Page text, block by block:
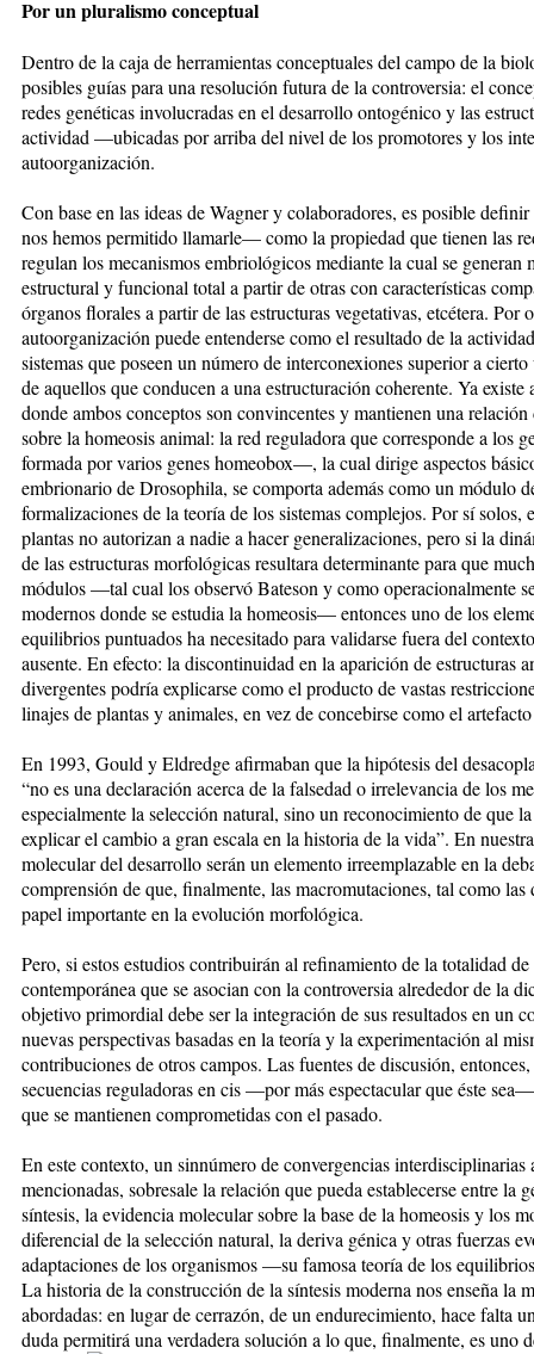
Por un pluralismo conceptual
Dentro de la caja de herramientas conceptuales del campo de la
posibles guías para una resolución futura de la controversia: el
redes genéticas involucradas en el desarrollo ontogénico y las
actividad —ubicadas por arriba del nivel de los promotores y los
autoorganización.
Con base en las ideas de Wagner y colaboradores, es posible
nos hemos permitido llamarle— como la propiedad que tienen las
regulan los mecanismos embriológicos mediante la cual se
estructural y funcional total a partir de otras con características
órganos florales a partir de las estructuras vegetativas, etcétera.
autoorganización puede entenderse como el resultado de la
sistemas que poseen un número de interconexiones superior a
de aquellos que conducen a una estructuración coherente. Ya
donde ambos conceptos son convincentes y mantienen una
sobre la homeosis animal: la red reguladora que corresponde a los
formada por varios genes homeobox—, la cual dirige aspectos
embrionario de Drosophila, se comporta además como un módulo
formalizaciones de la teoría de los sistemas complejos. Por sí solos,
plantas no autorizan a nadie a hacer generalizaciones, pero si la
de las estructuras morfológicas resultara determinante para que
módulos —tal cual los observó Bateson y como operacionalmente
modernos donde se estudia la homeosis— entonces uno de los
equilibrios puntuados ha necesitado para validarse fuera del
ausente. En efecto: la discontinuidad en la aparición de estructuras
divergentes podría explicarse como el producto de vastas
linajes de plantas y animales, en vez de concebirse como el
En 1993, Gould y Eldredge afirmaban que la hipótesis del
“no es una declaración acerca de la falsedad o irrelevancia de los
especialmente la selección natural, sino un reconocimiento de que
explicar el cambio a gran escala en la historia de la vida”. En
molecular del desarrollo serán un elemento irreemplazable en la
comprensión de que, finalmente, las macromutaciones, tal como
papel importante en la evolución morfológica.
Pero, si estos estudios contribuirán al refinamiento de la totalidad
contemporánea que se asocian con la controversia alrededor de la
objetivo primordial debe ser la integración de sus resultados en un
nuevas perspectivas basadas en la teoría y la experimentación al
contribuciones de otros campos. Las fuentes de discusión,
secuencias reguladoras en cis —por más espectacular que éste
que se mantienen comprometidas con el pasado.
En este contexto, un sinnúmero de convergencias interdisciplinarias
mencionadas, sobresale la relación que pueda establecerse entre la
síntesis, la evidencia molecular sobre la base de la homeosis y los
diferencial de la selección natural, la deriva génica y otras fuerzas
adaptaciones de los organismos —su famosa teoría de los
La historia de la construcción de la síntesis moderna nos enseña la
abordadas: en lugar de cerrazón, de un endurecimiento, hace falta
duda permitirá una verdadera solución a lo que, finalmente, es uno